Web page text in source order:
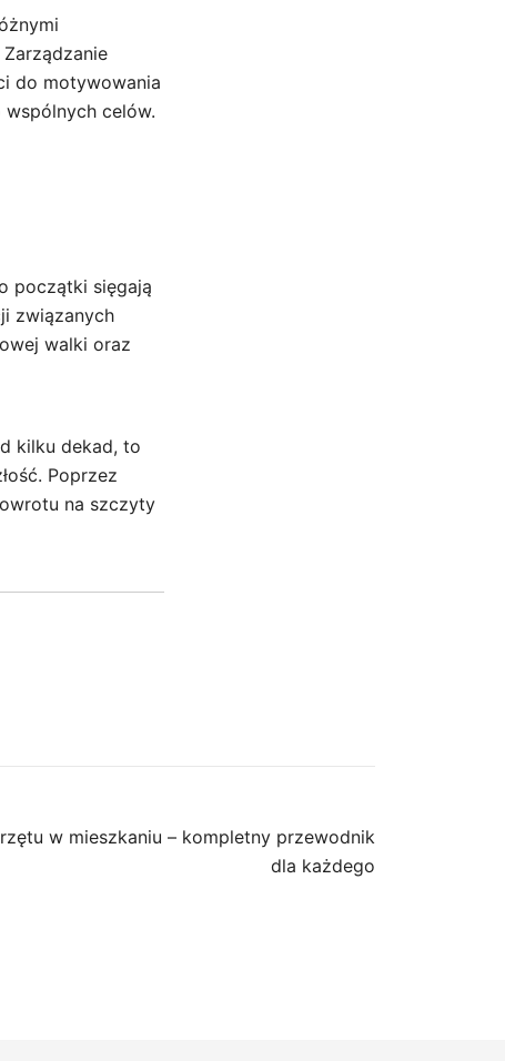
do motywowania
celów.
początki sięgają
związanych
walki oraz
kilku dekad, to
Poprzez
na szczyty
w mieszkaniu – kompletny przewodnik
dla każdego